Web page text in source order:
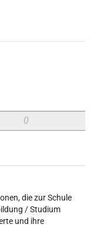
die zur Schule
/ Studium
und ihre